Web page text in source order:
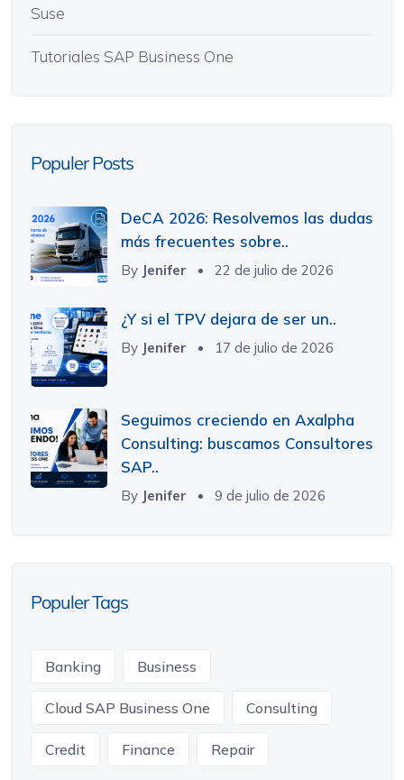
Suse
Tutoriales SAP Business One
Populer Posts
DeCA 2026: Resolvemos las dudas
más frecuentes sobre..
By Jenifer 22 de julio de 2026
¿Y si el TPV dejara de ser un..
By Jenifer 17 de julio de 2026
Seguimos creciendo en Axalpha
Consulting: buscamos Consultores
SAP..
By Jenifer 9 de julio de 2026
Populer Tags
Banking Business
Cloud SAP Business One Consulting
Credit Finance Repair